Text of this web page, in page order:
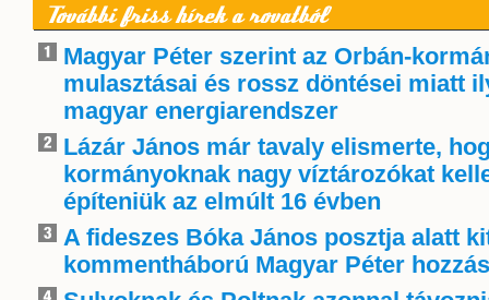
További friss hírek a rovatból
Magyar Péter szerint az Orbán-
mulasztásai és rossz döntései miatt
magyar energiarendszer
Lázár János már tavaly elismerte,
kormányoknak nagy víztározókat
építeniük az elmúlt 16 évben
A fideszes Bóka János posztja alatt
kommentháború Magyar Péter